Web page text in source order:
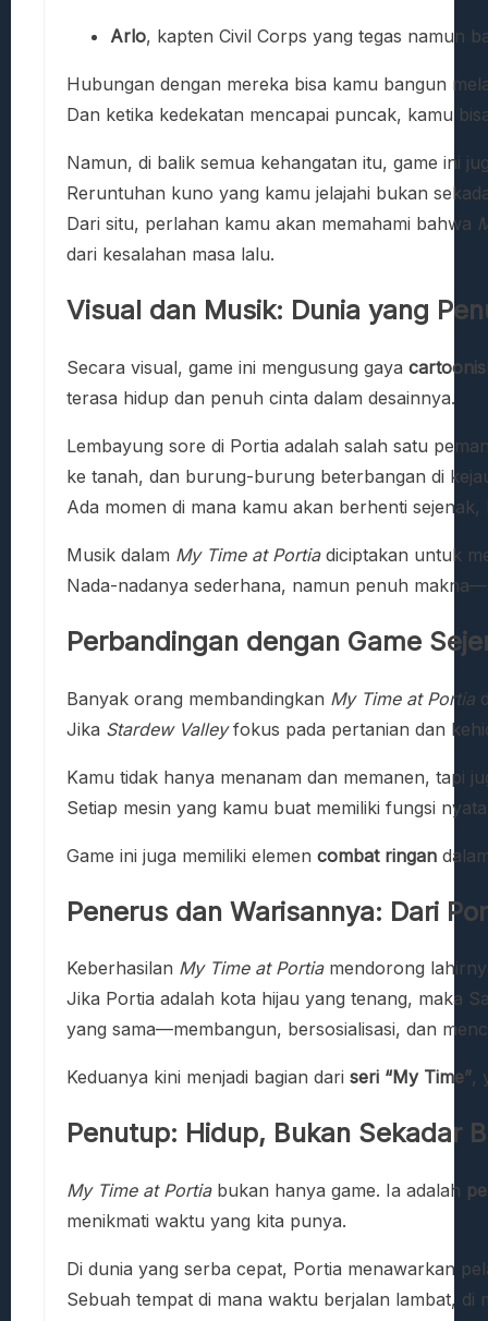
Arlo, kapten Civil Corps yang tegas namun
Hubungan dengan mereka bisa kamu bangun
Dan ketika kedekatan mencapai puncak, kamu
Namun, di balik semua kehangatan itu, game ini
Reruntuhan kuno yang kamu jelajahi bukan
Dari situ, perlahan kamu akan memahami bahwa
dari kesalahan masa lalu.
Visual dan Musik: Dunia yang
Secara visual, game ini mengusung gaya
terasa hidup dan penuh cinta dalam desainnya.
Lembayung sore di Portia adalah salah satu
ke tanah, dan burung-burung beterbangan di
Ada momen di mana kamu akan berhenti
Musik dalam My Time at Portiadiciptakan untuk
Nada-nadanya sederhana, namun penuh
Perbandingan dengan Game
Banyak orang membandingkan My Time at Portia
Jika Stardew Valleyfokus pada pertanian dan
Kamu tidak hanya menanam dan memanen, tapi
Setiap mesin yang kamu buat memiliki fungsi
Game ini juga memiliki elemen combat ringan
Penerus dan Warisannya: Dari
Keberhasilan My Time at Portiamendorong
Jika Portia adalah kota hijau yang tenang, maka
yang sama—membangun, bersosialisasi, dan
Keduanya kini menjadi bagian dari seri “My Time”,
Penutup: Hidup, Bukan Sekadar
My Time at Portiabukan hanya game. Ia adalah
menikmati waktu yang kita punya.
Di dunia yang serba cepat, Portia menawarkan
Sebuah tempat di mana waktu berjalan lambat,